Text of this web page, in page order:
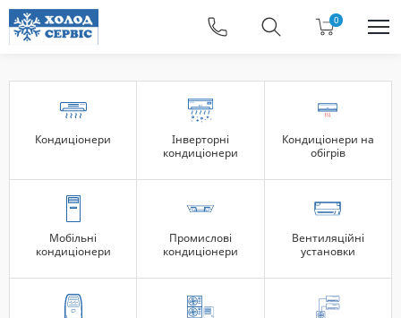
0
Кондиціонери
Інверторні
кондиціонери
Кондиціонери на
обігрів
Мобільні
кондиціонери
Промислові
кондиціонери
Вентиляційні
установки